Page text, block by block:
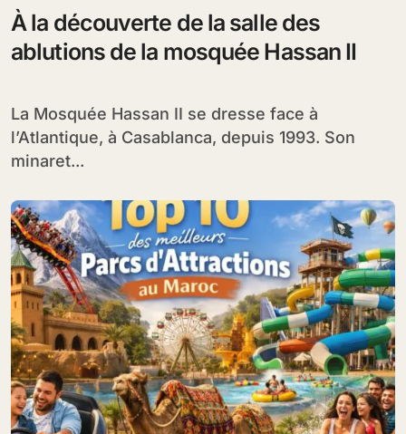
À la découverte de la salle des
ablutions de la mosquée Hassan II
La Mosquée Hassan II se dresse face à
l’Atlantique, à Casablanca, depuis 1993. Son
minaret...